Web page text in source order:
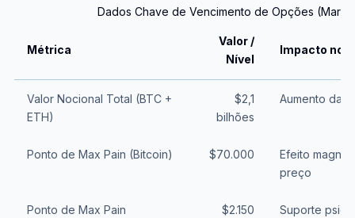
Dados Chave de Vencimento de Opções
Métrica
Valor /
Nível
Impacto no
Valor Nocional Total (BTC +
ETH)
$2,1
bilhões
Aumento da
Ponto de Max Pain (Bitcoin) $70.000
Efeito
preço
Ponto de Max Pain
$2.150
Suporte